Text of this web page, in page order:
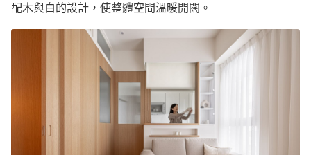
配木與白的設計，使整體空間溫暖開闊。